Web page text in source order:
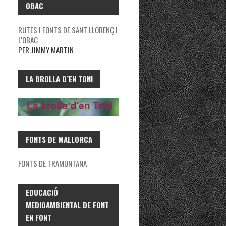
OBAC
RUTES I FONTS DE SANT LLORENÇ I
L'OBAC
PER JIMMY MARTIN
LA BROLLA D’EN TONI
FONTS DE MALLORCA
FONTS DE TRAMUNTANA
EDUCACIÓ
MEDIOAMBIENTAL DE FONT
EN FONT